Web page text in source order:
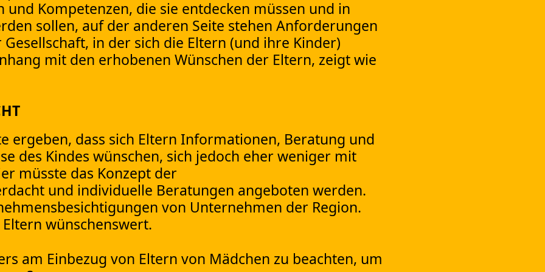
Kompetenzen, die sie entdecken müssen und in
sollen, auf der anderen Seite stehen Anforderungen
in der sich die Eltern (und ihre Kinder)
mit den erhobenen Wünschen der Eltern, zeigt wie
ergeben, dass sich Eltern Informationen, Beratung und
des Kindes wünschen, sich jedoch eher weniger mit
müsste das Konzept der
und individuelle Beratungen angeboten werden.
von Unternehmen der Region.
wünschenswert.
am Einbezug von Eltern von Mädchen zu beachten, um